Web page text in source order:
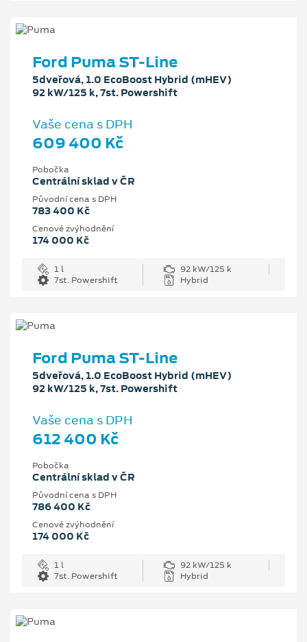
Ford Puma ST-Line
5dveřová, 1.0 EcoBoost Hybrid (mHEV)
92 kW/125 k, 7st. Powershift
Vaše cena s DPH
609 400 Kč
Pobočka
Centrální sklad v ČR
Původní cena s DPH
783 400 Kč
Cenové zvýhodnění
174 000 Kč
1 l
92 kW/125 k
7st. Powershift
Hybrid
Ford Puma ST-Line
5dveřová, 1.0 EcoBoost Hybrid (mHEV)
92 kW/125 k, 7st. Powershift
Vaše cena s DPH
612 400 Kč
Pobočka
Centrální sklad v ČR
Původní cena s DPH
786 400 Kč
Cenové zvýhodnění
174 000 Kč
1 l
92 kW/125 k
7st. Powershift
Hybrid